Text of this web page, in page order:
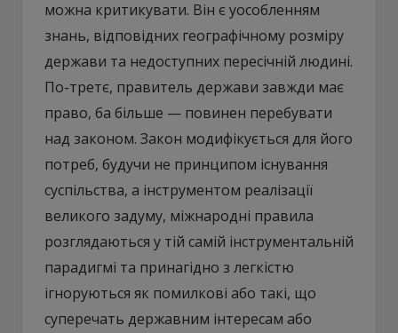
можна критикувати. Він є уособленням
знань, відповідних географічному розміру
держави та недоступних пересічній людині.
По-третє, правитель держави завжди має
право, ба більше — повинен перебувати
над законом. Закон модифікується для його
потреб, будучи не принципом існування
суспільства, а інструментом реалізації
великого задуму, міжнародні правила
розглядаються у тій самій інструментальній
парадигмі та принагідно з легкістю
ігноруються як помилкові або такі, що
суперечать державним інтересам або